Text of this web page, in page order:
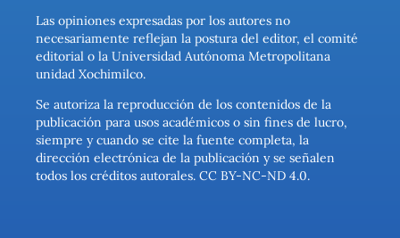
Las opiniones expresadas por los autores no
necesariamente reflejan la postura del editor, el comité
editorial o la Universidad Autónoma Metropolitana
unidad Xochimilco.
Se autoriza la reproducción de los contenidos de la
publicación para usos académicos o sin fines de lucro,
siempre y cuando se cite la fuente completa, la
dirección electrónica de la publicación y se señalen
todos los créditos autorales. CC BY-NC-ND 4.0.